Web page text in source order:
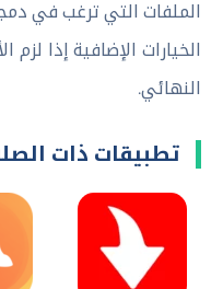
الملفات التي ترغب في
الخيارات الإضافية إذا
النهائي.
تطبيقات ذات